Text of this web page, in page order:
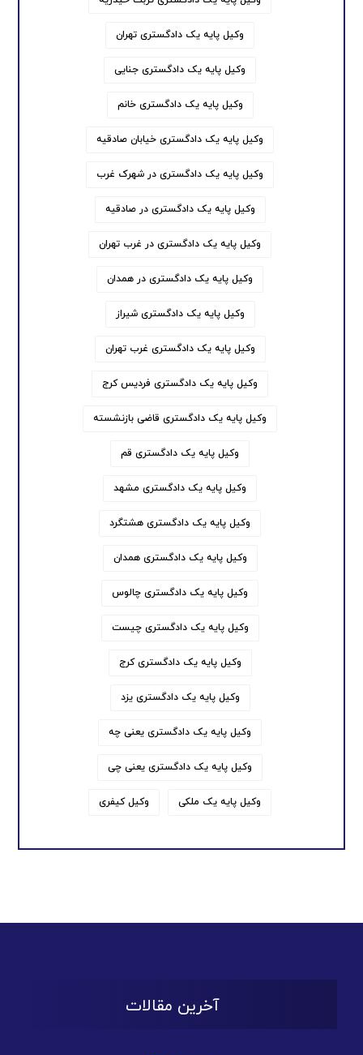
وکیل پایه یک دادگستری تهران
وکیل پایه یک دادگستری جنایی
وکیل پایه یک دادگستری خانم
وکیل پایه یک دادگستری خیابان صادقیه
وکیل پایه یک دادگستری در شهرک غرب
وکیل پایه یک دادگستری در صادقیه
وکیل پایه یک دادگستری در غرب تهران
وکیل پایه یک دادگستری در همدان
وکیل پایه یک دادگستری شیراز
وکیل پایه یک دادگستری غرب تهران
وکیل پایه یک دادگستری فردیس کرج
وکیل پایه یک دادگستری قاضی بازنشسته
وکیل پایه یک دادگستری قم
وکیل پایه یک دادگستری مشهد
وکیل پایه یک دادگستری هشتگرد
وکیل پایه یک دادگستری همدان
وکیل پایه یک دادگستری چالوس
وکیل پایه یک دادگستری چیست
وکیل پایه یک دادگستری کرج
وکیل پایه یک دادگستری یزد
وکیل پایه یک دادگستری یعنی چه
وکیل پایه یک دادگستری یعنی چی
وکیل پایه یک ملکی وکیل کیفری
آخرین مقالات